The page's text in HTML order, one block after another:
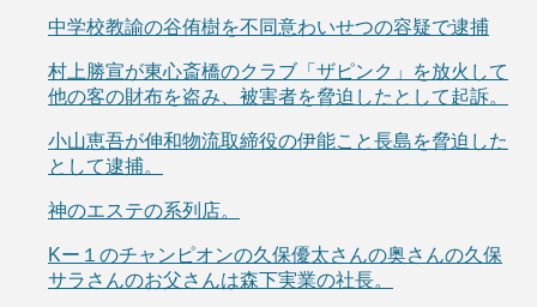
中学校教諭の谷侑樹を不同意わいせつの容疑で逮捕
村上勝宣が東心斎橋のクラブ「ザピンク」を放火して
他の客の財布を盗み、被害者を脅迫したとして起訴。
小山恵吾が伸和物流取締役の伊能こと長島を脅迫した
として逮捕。
神のエステの系列店。
Kー１のチャンピオンの久保優太さんの奥さんの久保
サラさんのお父さんは森下実業の社長。